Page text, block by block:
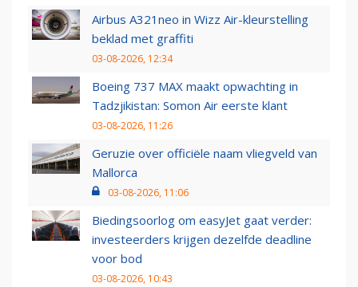
Airbus A321neo in Wizz Air-kleurstelling
beklad met graffiti
03-08-2026, 12:34
Boeing 737 MAX maakt opwachting in
Tadzjikistan: Somon Air eerste klant
03-08-2026, 11:26
Geruzie over officiële naam vliegveld van
Mallorca
03-08-2026, 11:06
Biedingsoorlog om easyJet gaat verder:
investeerders krijgen dezelfde deadline
voor bod
03-08-2026, 10:43